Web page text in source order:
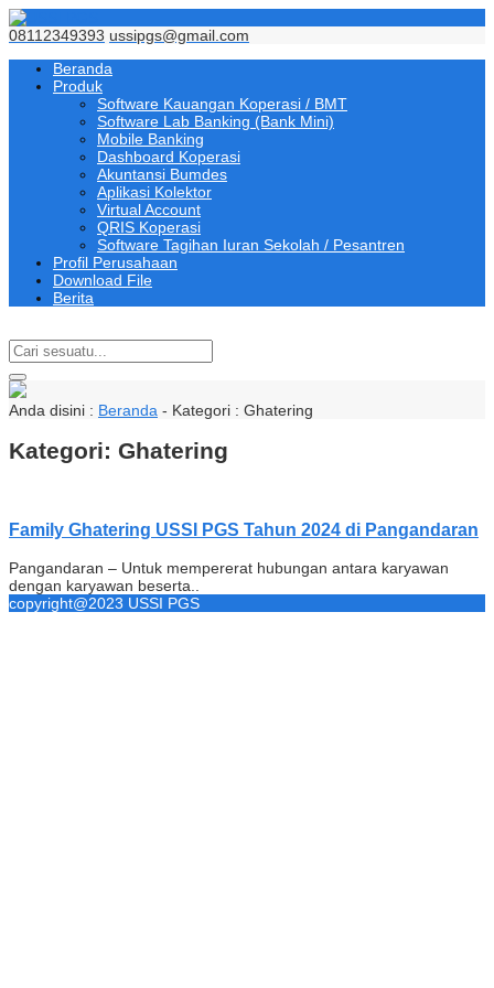
08112349393 ussipgs@gmail.com
Beranda
Produk
Software Kauangan Koperasi / BMT
Software Lab Banking (Bank Mini)
Mobile Banking
Dashboard Koperasi
Akuntansi Bumdes
Aplikasi Kolektor
Virtual Account
QRIS Koperasi
Software Tagihan Iuran Sekolah / Pesantren
Profil Perusahaan
Download File
Berita
Anda disini : Beranda - Kategori : Ghatering
Kategori: Ghatering
Family Ghatering USSI PGS Tahun 2024 di Pangandaran
Pangandaran – Untuk mempererat hubungan antara karyawan
dengan karyawan beserta..
copyright@2023 USSI PGS